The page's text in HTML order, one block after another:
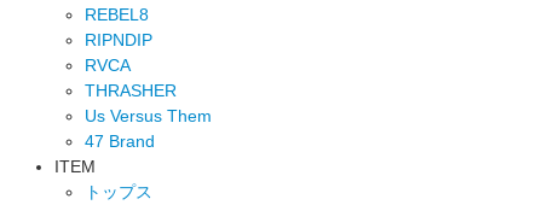
REBEL8
RIPNDIP
RVCA
THRASHER
Us Versus Them
47 Brand
ITEM
トップス